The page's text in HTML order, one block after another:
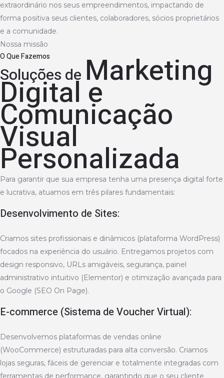
extraordinário nos seus empreendimentos, impactando de
forma positiva seus clientes, colaboradores, sócios proprietários
e a comunidade.
Nossa missão
O Que Fazemos
Soluções de Marketing
Digital e
Comunicação
Visual
Personalizada
Para garantir que sua empresa tenha uma presença digital forte
e lucrativa, atuamos em três pilares fundamentais:
Desenvolvimento de Sites:
Criamos sites profissionais e dinâmicos (plataforma WordPress)
focados na experiência do usuário. Entregamos projetos com
design responsivo, URLs amigáveis, segurança, painel
administrativo intuitivo (Elementor) e otimização avançada para
o Google (SEO On Page).
E-commerce (Sistema de Voucher Virtual):
Desenvolvemos plataformas de vendas online
(WooCommerce) estruturadas para alta conversão. Criamos
lojas seguras, fáceis de gerenciar e totalmente integradas com
ferramentas de performance, garantindo que o seu cliente